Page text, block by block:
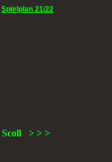
Spielplan 21/22
Scoll > > >